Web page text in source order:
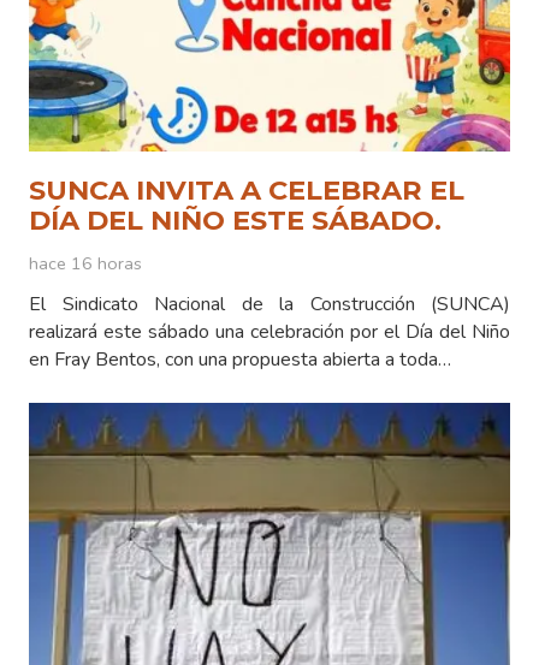
SUNCA INVITA A CELEBRAR EL
DÍA DEL NIÑO ESTE SÁBADO.
hace 16 horas
El Sindicato Nacional de la Construcción (SUNCA)
realizará este sábado una celebración por el Día del Niño
en Fray Bentos, con una propuesta abierta a toda…